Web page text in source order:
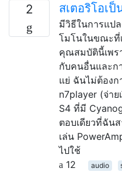
2 สเตอริโอเ
มีวิธีในการแปล
โมโนในขณะที่
คุณสมบัตินี้เพร
กับคนอื่นและก
แย่ ฉันไม่ต้องก
n7player (จ่า
S4 ที่มี
ตอบเดียวที่ฉัน
เล่น
ไปใช้
12
audio